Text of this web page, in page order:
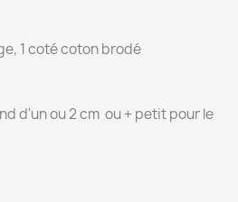
1 coté coton brodé
d'un ou 2 cm ou + petit pour le